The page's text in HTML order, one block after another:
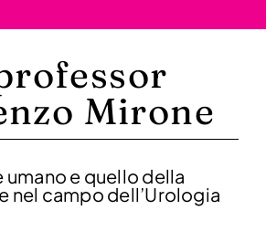
I’M ONLINE
DISTRIBUZIONE
RASSEGNA STAMPA
Mirone
umano e quello della
nel campo dell’Urologia